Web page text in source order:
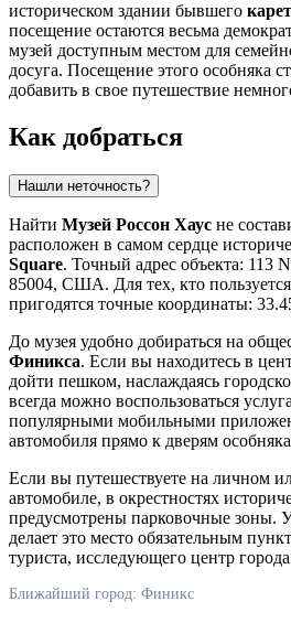
историческом здании бывшего
посещение остаются весьма
музей доступным местом для
досуга. Посещение этого особняка
добавить в свое путешествие
Как добраться
Нашли неточность?
Найти Музей Россон Хаус не
расположен в самом сердце
Square. Точный адрес объекта: 113
85004, США. Для тех, кто
пригодятся точные координаты:
До музея удобно добираться на
Финикса. Если вы находитесь в
дойти пешком, наслаждаясь
всегда можно воспользоваться
популярными мобильными
автомобиля прямо к дверям
Если вы путешествуете на личном
автомобиле, в окрестностях
предусмотрены парковочные зоны.
делает это место обязательным
туриста, исследующего центр
Ближайший город: Финикс